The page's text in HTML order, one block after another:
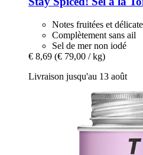
Notes fruitées et
Complètement sans ail
Sel de mer non iodé
€ 8,69 (€ 79,00 / kg)
Livraison jusqu'au 13 août